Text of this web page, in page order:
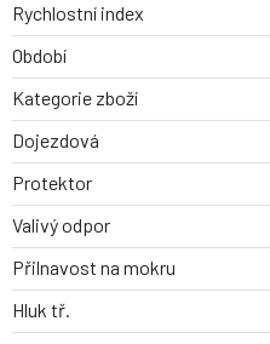
Rychlostní index
Období
Kategorie zboží
Dojezdová
Protektor
Valivý odpor
Přilnavost na mokru
Hluk tř.